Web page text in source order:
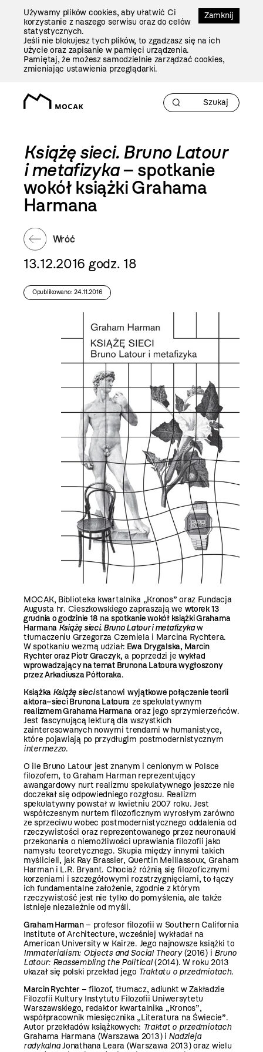
Zamknij
Używamy plików cookies, aby ułatwić Ci
korzystanie z naszego serwisu oraz do celów
statystycznych.
Jeśli nie blokujesz tych plików, to zgadzasz się na ich
użycie oraz zapisanie w pamięci urządzenia.
Pamiętaj, że możesz samodzielnie zarządzać cookies,
zmieniając ustawienia przeglądarki.
Książę sieci. Bruno Latour
i metafizyka– spotkanie
wokół książki Grahama
Harmana
Wróć
13.12.2016 godz. 18
Opublikowano: 24.11.2016
MOCAK, Biblioteka kwartalnika „Kronos” oraz Fundacja
Augusta hr. Cieszkowskiego zapraszają we wtorek 13
grudnia o godzinie 18 naspotkanie wokół książki Grahama
Harmana Książę sieci. Bruno Latour i metafizykaw
tłumaczeniu Grzegorza Czemiela i Marcina Rychtera.
W spotkaniu wezmą udział: Ewa Drygalska, Marcin
Rychter oraz Piotr Graczyk, a poprzedzi je wykład
wprowadzający na temat Brunona Latoura wygłoszony
przez Arkadiusza Półtoraka.
Książka Książę siecistanowi wyjątkowe połączenie teorii
aktora–sieci Brunona Latoura ze spekulatywnym
realizmem Grahama Harmana oraz jego sprzymierzeńców.
Jest fascynującą lekturą dla wszystkich
zainteresowanych nowymi trendami w humanistyce,
które pojawiają po przydługim postmodernistycznym
intermezzo.
O ile Bruno Latour jest znanym i cenionym w Polsce
filozofem, to Graham Harman reprezentujący
awangardowy nurt realizmu spekulatywnego jeszcze nie
doczekał się odpowiedniego rozgłosu. Realizm
spekulatywny powstał w kwietniu 2007 roku. Jest
współczesnym nurtem filozoficznym wyrosłym zarówno
ze sprzeciwu wobec postmodernistycznego oddalenia od
rzeczywistości oraz reprezentowanego przez neuronauki
przekonania o niemożliwości uprawiania filozofii jako
namysłu teoretycznego. Skupia między innymi takich
myślicieli, jak Ray Brassier, Quentin Meillassoux, Graham
Harman i L.R. Bryant. Chociaż różnią się filozoficznymi
korzeniami i szczegółowymi rozstrzygnięciami, to łączy
ich fundamentalne założenie, zgodnie z którym
rzeczywistość jest nie tylko do pomyślenia, ale także
istnieje niezależnie od myśli.
Graham Harman– profesor filozofii w Southern California
Institute of Architecture, wcześniej wykładał na
American University w Kairze. Jego najnowsze książki to
Immaterialism: Objects and Social Theory(2016) i Bruno
Latour: Reassembling the Political(2014). W roku 2013
ukazał się polski przekład jego Traktatu o przedmiotach.
Marcin Rychter – filozof, tłumacz, adiunkt w Zakładzie
Filozofii Kultury Instytutu Filozofii Uniwersytetu
Warszawskiego, redaktor kwartalnika „Kronos”,
współpracownik miesięcznika „Literatura na Świecie”.
Autor przekładów książkowych: Traktat o przedmiotach
Grahama Harmana (Warszawa 2013) i Nadzieja
radykalnaJonathana Leara (Warszawa 2013) oraz wielu